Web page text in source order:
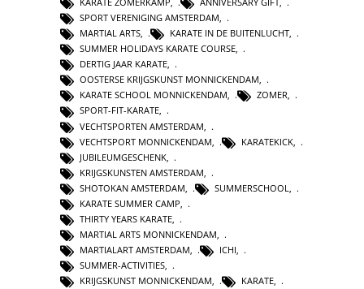
SPORT VERENIGING AMSTERDAM,
MARTIAL ARTS, KARATE IN DE BUITENLUCHT,
SUMMER HOLIDAYS KARATE COURSE,
DERTIG JAAR KARATE,
OOSTERSE KRIJGSKUNST MONNICKENDAM,
KARATE SCHOOL MONNICKENDAM, ZOMER,
SPORT-FIT-KARATE,
VECHTSPORTEN AMSTERDAM
VECHTSPORT MONNICKENDAM
KARATEKICK
JUBILEUMGESCHENK
KRIJGSKUNSTEN AMSTERDAM
SHOTOKAN AMSTERDAM
SUMMERSCHOOL
KARATE SUMMER CAMP
THIRTY YEARS KARATE
MARTIAL ARTS MONNICKENDAM
MARTIALART AMSTERDAM, ICHI,
SUMMER-ACTIVITIES,
KRIJGSKUNST MONNICKENDAM, KARATE,